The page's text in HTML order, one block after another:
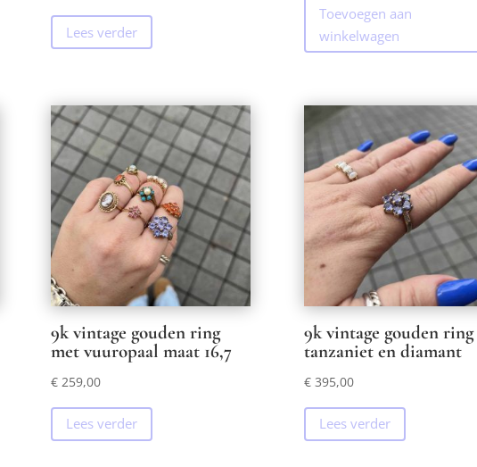
Lees verder
Toevoegen aan
winkelwagen
9k vintage gouden ring
met vuuropaal maat 16,7
€259,00
Lees verder
9k vintage gouden ring
tanzaniet en diamant
€395,00
Lees verder